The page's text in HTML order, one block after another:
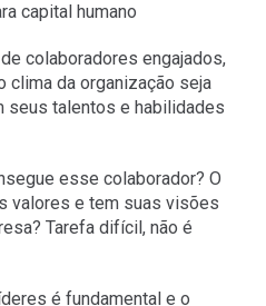
colaboradores engajados,
clima da organização seja
seus talentos e habilidades
esse colaborador? O
valores e tem suas visões
Tarefa difícil, não é
é fundamental e o